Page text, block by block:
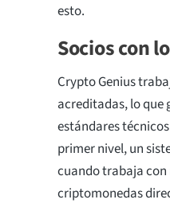
esto.
Socios con
Crypto Genius
acreditadas, lo que
estándares
primer nivel, un
cuando trabaja
criptomonedas